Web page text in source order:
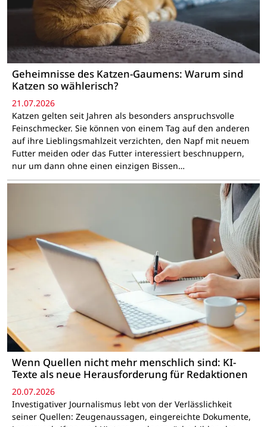
Geheimnisse des Katzen-Gaumens: Warum sind
Katzen so wählerisch?
21.07.2026
Katzen gelten seit Jahren als besonders anspruchsvolle
Feinschmecker. Sie können von einem Tag auf den anderen
auf ihre Lieblingsmahlzeit verzichten, den Napf mit neuem
Futter meiden oder das Futter interessiert beschnuppern,
nur um dann ohne einen einzigen Bissen…
Wenn Quellen nicht mehr menschlich sind: KI-
Texte als neue Herausforderung für Redaktionen
20.07.2026
Investigativer Journalismus lebt von der Verlässlichkeit
seiner Quellen: Zeugenaussagen, eingereichte Dokumente,